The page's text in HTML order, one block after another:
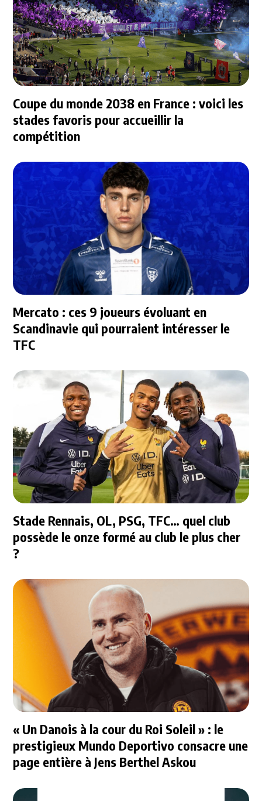
Coupe du monde 2038 en France : voici les
stades favoris pour accueillir la
compétition
Mercato : ces 9 joueurs évoluant en
Scandinavie qui pourraient intéresser le
TFC
Stade Rennais, OL, PSG, TFC… quel club
possède le onze formé au club le plus cher
?
« Un Danois à la cour du Roi Soleil » : le
prestigieux Mundo Deportivo consacre une
page entière à Jens Berthel Askou